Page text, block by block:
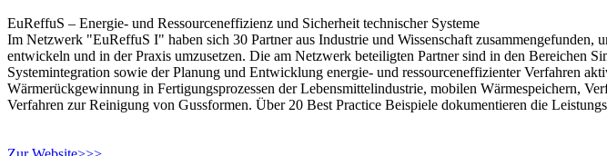
EuReffuS – Energie- und Ressourceneffizienz und Sicherheit technischer Systeme
Im Netzwerk "EuReffuS I" haben sich 30 Partner aus Industrie und Wissenschaft
entwickeln und in der Praxis umzusetzen. Die am Netzwerk beteiligten Partner sind in den Bereichen
Systemintegration sowie der Planung und Entwicklung energie- und ressourceneffizienter Verfahren
Wärmerückgewinnung in Fertigungsprozessen der Lebensmittelindustrie, mobilen Wärmespeichern,
Verfahren zur Reinigung von Gussformen. Über 20 Best Practice Beispiele dokumentieren die